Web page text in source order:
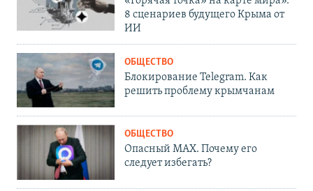
8 сценариев будущего Крыма от
ИИ
ОБЩЕСТВО
Блокирование Telegram. Как
решить проблему крымчанам
ОБЩЕСТВО
Опасный MAX. Почему его
следует избегать?